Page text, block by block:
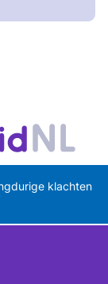
klachten